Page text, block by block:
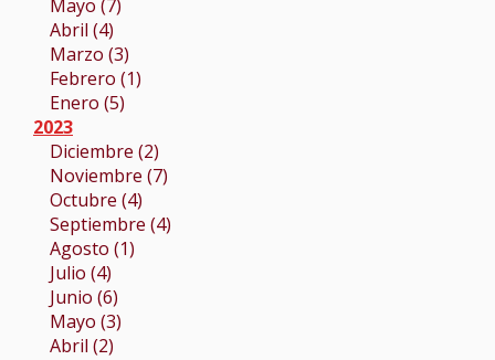
Mayo (7)
Abril (4)
Marzo (3)
Febrero (1)
Enero (5)
2023
Diciembre (2)
Noviembre (7)
Octubre (4)
Septiembre (4)
Agosto (1)
Julio (4)
Junio (6)
Mayo (3)
Abril (2)